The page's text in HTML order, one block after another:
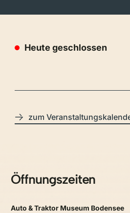
Heute geschlossen
zum
Öffnungszeiten
Auto & Traktor Museum Bodensee